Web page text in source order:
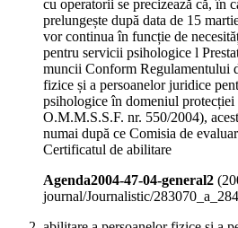
cu operatorii se precizează că, în
prelungește după data de 15
vor continua în funcție de
pentru servicii psihologice l
muncii Conform Regulamentului
fizice și a persoanelor juridice
psihologice în domeniul
O.M.M.S.S.F. nr. 550/2004),
numai după ce Comisia de
Certificatul de abilitare
Agenda2004-47-04-general2 (
journal/Journalistic/